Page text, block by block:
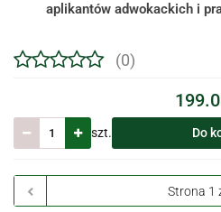
aplikantów adwokackich i
(0)
szt. Do